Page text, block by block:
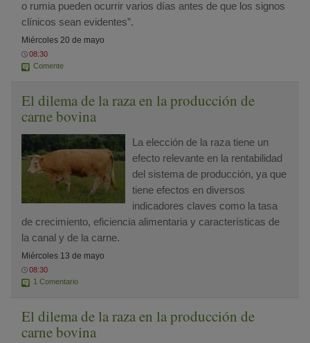
o rumia pueden ocurrir varios días antes de que los signos
clínicos sean evidentes”.
Miércoles 20 de mayo
08:30
Comente
El dilema de la raza en la producción de
carne bovina
La elección de la raza tiene un
efecto relevante en la rentabilidad
del sistema de producción, ya que
tiene efectos en diversos
indicadores claves como la tasa
de crecimiento, eficiencia alimentaria y características de
la canal y de la carne.
Miércoles 13 de mayo
08:30
1 Comentario
El dilema de la raza en la producción de
carne bovina